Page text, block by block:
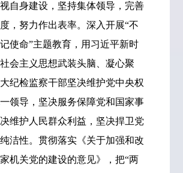
自身建设，坚持集体领导，完善
，努力作出表率。深入开展“不
使命”主题教育，用习近平新时
会主义思想武装头脑、凝心聚
纪检监察干部坚决维护党中央权
领导，坚决服务保障党和国家事
维护人民群众利益，坚决捍卫党
洁性。贯彻落实《关于加强和改
机关党的建设的意见》，把“两